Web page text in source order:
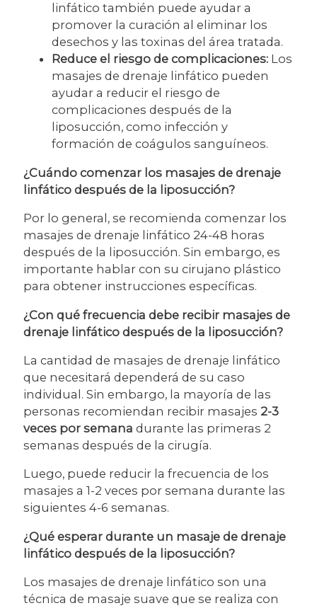
linfático también puede ayudar a
promover la curación al eliminar los
desechos y las toxinas del área tratada.
Reduce el riesgo de complicaciones: Los
masajes de drenaje linfático pueden
ayudar a reducir el riesgo de
complicaciones después de la
liposucción, como infección y
formación de coágulos sanguíneos.
¿Cuándo comenzar los masajes de drenaje
linfático después de la liposucción?
Por lo general, se recomienda comenzar los
masajes de drenaje linfático 24-48 horas
después de la liposucción. Sin embargo, es
importante hablar con su cirujano plástico
para obtener instrucciones específicas.
¿Con qué frecuencia debe recibir masajes de
drenaje linfático después de la liposucción?
La cantidad de masajes de drenaje linfático
que necesitará dependerá de su caso
individual. Sin embargo, la mayoría de las
personas recomiendan recibir masajes 2-3
veces por semana durante las primeras 2
semanas después de la cirugía.
Luego, puede reducir la frecuencia de los
masajes a 1-2 veces por semana durante las
siguientes 4-6 semanas.
¿Qué esperar durante un masaje de drenaje
linfático después de la liposucción?
Los masajes de drenaje linfático son una
técnica de masaje suave que se realiza con